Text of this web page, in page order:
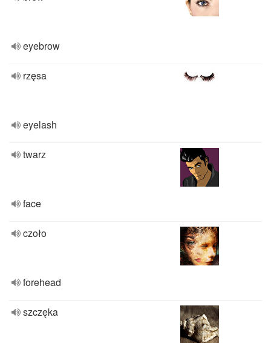
eyebrow
rzęsa
eyelash
twarz
face
czoło
forehead
szczęka